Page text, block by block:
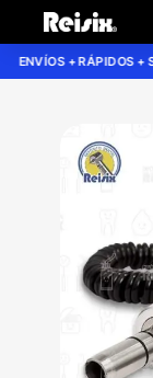
ENVÍOS + RÁPIDOS +